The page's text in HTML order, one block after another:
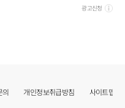
광고신청
의 개인정보취급방침 사이트맵